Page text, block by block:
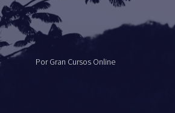
Por Gran Cursos Online